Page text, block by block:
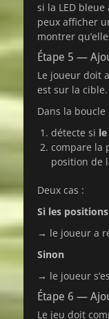
si la LED
peux afficher
montrer
Étape 5 —
Le joueur doit
est sur la cible.
Dans la boucle
détecte si
compare la
position de
Deux cas :
Si les
→ le joueur a
Sinon
→ le joueur
Étape 6 —
Le jeu doit